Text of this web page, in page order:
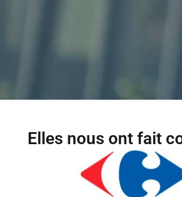
Elles nous ont fait